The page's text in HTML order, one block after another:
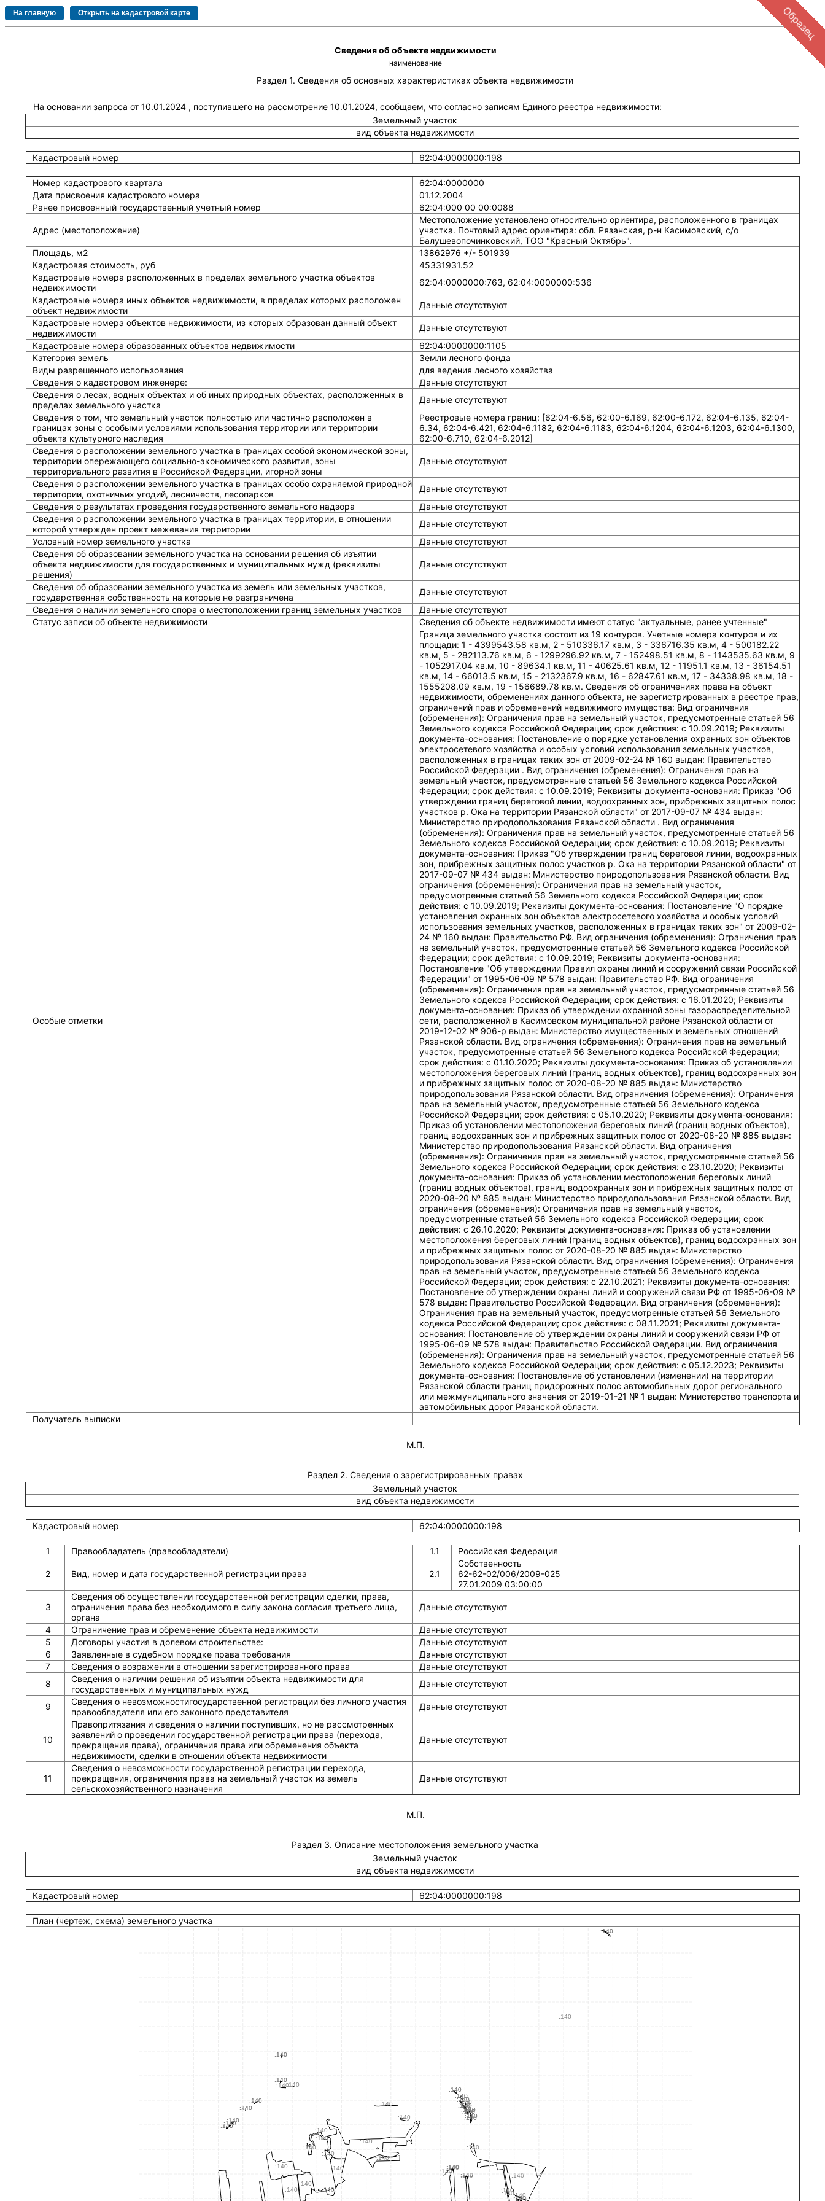
Сведения об объекте недвижимости
наименование
Раздел 1. Сведения об основных характеристиках объекта недвижимости
На основании запроса от 10.01.2024 , поступившего на рассмотрение 10.01.2024, сообщаем, что согласно записям Единого реестра недвижимости:
Земельный участок
вид объекта недвижимости
Кадастровый номер 62:04:0000000:198
Номер кадастрового квартала
62:04:0000000
Дата присвоения кадастрового номера
01.12.2004
Ранее присвоенный государственный учетный номер
62:04:000 00 00:0088
Адрес (местоположение)
Местоположение установлено относительно ориентира, расположенного в границах
участка. Почтовый адрес ориентира: обл. Рязанская, р-н Касимовский, с/о
Балушевопочинковский, ТОО "Красный Октябрь".
Площадь, м2
13862976 +/- 501939
Кадастровая стоимость, руб
45331931.52
Кадастровые номера расположенных в пределах земельного участка объектов
недвижимости
62:04:0000000:763, 62:04:0000000:536
Кадастровые номера иных объектов недвижимости, в пределах которых расположен
объект недвижимости
Данные отсутствуют
Кадастровые номера объектов недвижимости, из которых образован данный объект
недвижимости
Данные отсутствуют
Кадастровые номера образованных объектов недвижимости
62:04:0000000:1105
Категория земель
Земли лесного фонда
Виды разрешенного использования
для ведения лесного хозяйства
Сведения о кадастровом инженере:
Данные отсутствуют
Cведения о лесах, водных объектах и об иных природных объектах, расположенных в
пределах земельного участка
Данные отсутствуют
Сведения о том, что земельный участок полностью или частично расположен в
границах зоны с особыми условиями использования территории или территории
объекта культурного наследия
Реестровые номера границ: [62:04-6.56, 62:00-6.169, 62:00-6.172, 62:04-6.135, 62:04-
6.34, 62:04-6.421, 62:04-6.1182, 62:04-6.1183, 62:04-6.1204, 62:04-6.1203, 62:04-6.1300,
62:00-6.710, 62:04-6.2012]
Сведения о расположении земельного участка в границах особой экономической зоны,
территории опережающего социально-экономического развития, зоны
территориального развития в Российской Федерации, игорной зоны
Данные отсутствуют
Сведения о расположении земельного участка в границах особо охраняемой природной
территории, охотничьих угодий, лесничеств, лесопарков
Данные отсутствуют
Сведения о результатах проведения государственного земельного надзора
Данные отсутствуют
Сведения о расположении земельного участка в границах территории, в отношении
которой утвержден проект межевания территории
Данные отсутствуют
Условный номер земельного участка
Данные отсутствуют
Сведения об образовании земельного участка на основании решения об изъятии
объекта недвижимости для государственных и муниципальных нужд (реквизиты
решения)
Данные отсутствуют
Сведения об образовании земельного участка из земель или земельных участков,
государственная собственность на которые не разграничена
Данные отсутствуют
Сведения о наличии земельного спора о местоположении границ земельных участков
Данные отсутствуют
Статус записи об объекте недвижимости
Сведения об объекте недвижимости имеют статус "актуальные, ранее учтенные"
Особые отметки
Граница земельного участка состоит из 19 контуров. Учетные номера контуров и их
площади: 1 - 4399543.58 кв.м, 2 - 510336.17 кв.м, 3 - 336716.35 кв.м, 4 - 500182.22
кв.м, 5 - 282113.76 кв.м, 6 - 1299296.92 кв.м, 7 - 152498.51 кв.м, 8 - 1143535.63 кв.м, 9
- 1052917.04 кв.м, 10 - 89634.1 кв.м, 11 - 40625.61 кв.м, 12 - 11951.1 кв.м, 13 - 36154.51
кв.м, 14 - 66013.5 кв.м, 15 - 2132367.9 кв.м, 16 - 62847.61 кв.м, 17 - 34338.98 кв.м, 18 -
1555208.09 кв.м, 19 - 156689.78 кв.м. Сведения об ограничениях права на объект
недвижимости, обременениях данного объекта, не зарегистрированных в реестре прав,
ограничений прав и обременений недвижимого имущества: Вид ограничения
(обременения): Ограничения прав на земельный участок, предусмотренные статьей 56
Земельного кодекса Российской Федерации; срок действия: c 10.09.2019; Реквизиты
документа-основания: Постановление о порядке установления охранных зон объектов
электросетевого хозяйства и особых условий использования земельных участков,
расположенных в границах таких зон от 2009-02-24 № 160 выдан: Правительство
Российской Федерации . Вид ограничения (обременения): Ограничения прав на
земельный участок, предусмотренные статьей 56 Земельного кодекса Российской
Федерации; срок действия: c 10.09.2019; Реквизиты документа-основания: Приказ "Об
утверждении границ береговой линии, водоохранных зон, прибрежных защитных полос
участков р. Ока на территории Рязанской области" от 2017-09-07 № 434 выдан:
Министерство природопользования Рязанской области . Вид ограничения
(обременения): Ограничения прав на земельный участок, предусмотренные статьей 56
Земельного кодекса Российской Федерации; срок действия: c 10.09.2019; Реквизиты
документа-основания: Приказ "Об утверждении границ береговой линии, водоохранных
зон, прибрежных защитных полос участков р. Ока на территории Рязанской области" от
2017-09-07 № 434 выдан: Министерство природопользования Рязанской области. Вид
ограничения (обременения): Ограничения прав на земельный участок,
предусмотренные статьей 56 Земельного кодекса Российской Федерации; срок
действия: c 10.09.2019; Реквизиты документа-основания: Постановление "О порядке
установления охранных зон объектов электросетевого хозяйства и особых условий
использования земельных участков, расположенных в границах таких зон" от 2009-02-
24 № 160 выдан: Правительство РФ. Вид ограничения (обременения): Ограничения прав
на земельный участок, предусмотренные статьей 56 Земельного кодекса Российской
Федерации; срок действия: c 10.09.2019; Реквизиты документа-основания:
Постановление "Об утверждении Правил охраны линий и сооружений связи Российской
Федерации" от 1995-06-09 № 578 выдан: Правительство РФ. Вид ограничения
(обременения): Ограничения прав на земельный участок, предусмотренные статьей 56
Земельного кодекса Российской Федерации; срок действия: c 16.01.2020; Реквизиты
документа-основания: Приказ об утверждении охранной зоны газораспределительной
сети, расположенной в Касимовском муниципальной районе Рязанской области от
2019-12-02 № 906-р выдан: Министерство имущественных и земельных отношений
Рязанской области. Вид ограничения (обременения): Ограничения прав на земельный
участок, предусмотренные статьей 56 Земельного кодекса Российской Федерации;
срок действия: c 01.10.2020; Реквизиты документа-основания: Приказ об установлении
местоположения береговых линий (границ водных объектов), границ водоохранных зон
и прибрежных защитных полос от 2020-08-20 № 885 выдан: Министерство
природопользования Рязанской области. Вид ограничения (обременения): Ограничения
прав на земельный участок, предусмотренные статьей 56 Земельного кодекса
Российской Федерации; срок действия: c 05.10.2020; Реквизиты документа-основания:
Приказ об установлении местоположения береговых линий (границ водных объектов),
границ водоохранных зон и прибрежных защитных полос от 2020-08-20 № 885 выдан:
Министерство природопользования Рязанской области. Вид ограничения
(обременения): Ограничения прав на земельный участок, предусмотренные статьей 56
Земельного кодекса Российской Федерации; срок действия: c 23.10.2020; Реквизиты
документа-основания: Приказ об установлении местоположения береговых линий
(границ водных объектов), границ водоохранных зон и прибрежных защитных полос от
2020-08-20 № 885 выдан: Министерство природопользования Рязанской области. Вид
ограничения (обременения): Ограничения прав на земельный участок,
предусмотренные статьей 56 Земельного кодекса Российской Федерации; срок
действия: c 26.10.2020; Реквизиты документа-основания: Приказ об установлении
местоположения береговых линий (границ водных объектов), границ водоохранных зон
и прибрежных защитных полос от 2020-08-20 № 885 выдан: Министерство
природопользования Рязанской области. Вид ограничения (обременения): Ограничения
прав на земельный участок, предусмотренные статьей 56 Земельного кодекса
Российской Федерации; срок действия: c 22.10.2021; Реквизиты документа-основания:
Постановление об утверждении охраны линий и сооружений связи РФ от 1995-06-09 №
578 выдан: Правительство Российской Федерации. Вид ограничения (обременения):
Ограничения прав на земельный участок, предусмотренные статьей 56 Земельного
кодекса Российской Федерации; срок действия: c 08.11.2021; Реквизиты документа-
основания: Постановление об утверждении охраны линий и сооружений связи РФ от
1995-06-09 № 578 выдан: Правительство Российской Федерации. Вид ограничения
(обременения): Ограничения прав на земельный участок, предусмотренные статьей 56
Земельного кодекса Российской Федерации; срок действия: c 05.12.2023; Реквизиты
документа-основания: Постановление об установлении (изменении) на территории
Рязанской области границ придорожных полос автомобильных дорог регионального
или межмуниципального значения от 2019-01-21 № 1 выдан: Министерство транспорта и
автомобильных дорог Рязанской области.
Получатель выписки
М.П.
Раздел 2. Сведения о зарегистрированных правах
Земельный участок
вид объекта недвижимости
Кадастровый номер 62:04:0000000:198
1 Правообладатель (правообладатели) 1.1 Российская Федерация
2 Вид, номер и дата государственной регистрации права 2.1
Собственность
62-62-02/006/2009-025
27.01.2009 03:00:00
3
Сведения об осуществлении государственной регистрации сделки, права,
ограничения права без необходимого в силу закона согласия третьего лица,
органа
Данные отсутствуют
4 Ограничение прав и обременение объекта недвижимости
Данные отсутствуют
5
Договоры участия в долевом строительстве:
Данные отсутствуют
6
Заявленные в судебном порядке права требования
Данные отсутствуют
7
Сведения о возражении в отношении зарегистрированного права
Данные отсутствуют
8
Сведения о наличии решения об изъятии объекта недвижимости для
государственных и муниципальных нужд
Данные отсутствуют
9
Сведения о невозможностигосударственной регистрации без личного участия
правообладателя или его законного представителя
Данные отсутствуют
10
Правопритязания и сведения о наличии поступивших, но не рассмотренных
заявлений о проведении государственной регистрации права (перехода,
прекращения права), ограничения права или обременения объекта
недвижимости, сделки в отношении объекта недвижимости
Данные отсутствуют
11
Сведения о невозможности государственной регистрации перехода,
прекращения, ограничения права на земельный участок из земель
сельскохозяйственного назначения
Данные отсутствуют
М.П.
Раздел 3. Описание местоположения земельного участка
Земельный участок
вид объекта недвижимости
Кадастровый номер 62:04:0000000:198
План (чертеж, схема) земельного участка
Образец